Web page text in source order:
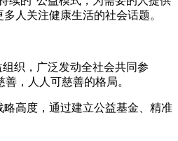
人关注健康生活的社会话题。
织，广泛发动全社会共同参
，人人可慈善的格局。
高度，通过建立公益基金、精准